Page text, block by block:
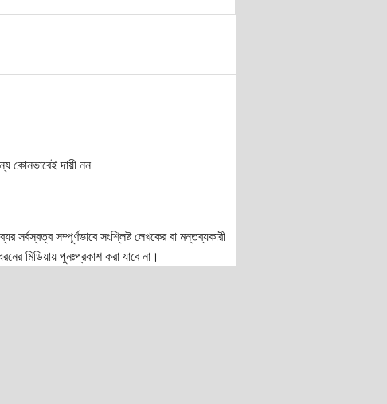
কোনভাবেই দায়ী নন
সম্পূর্ণভাবে সংশ্লিষ্ট লেখকের বা মন্তব্যকারী
মিডিয়ায় পুনঃপ্রকাশ করা যাবে না।